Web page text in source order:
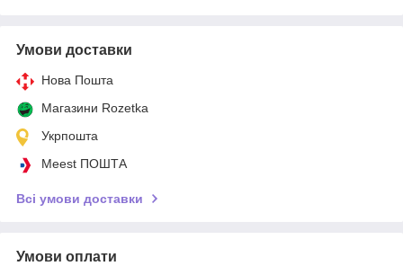
Умови доставки
Нова Пошта
Магазини Rozetka
Укрпошта
Meest ПОШТА
Всі умови доставки
Умови оплати